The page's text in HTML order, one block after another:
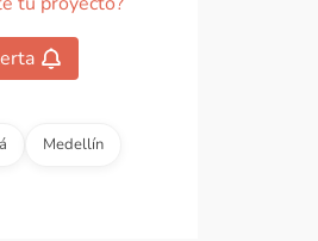
Medellín